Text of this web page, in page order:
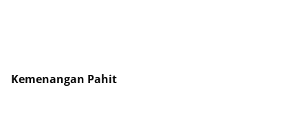
Kemenangan Pahit